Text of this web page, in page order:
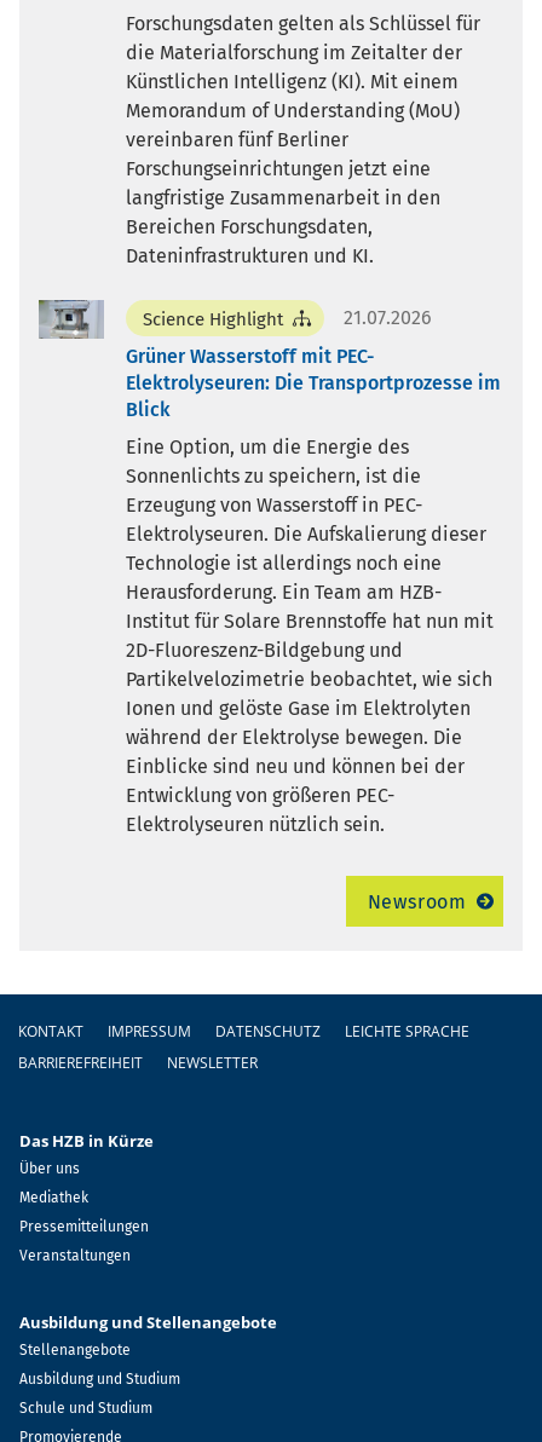
Forschungsdaten gelten als Schlüssel für
die Materialforschung im Zeitalter der
Künstlichen Intelligenz (KI). Mit einem
Memorandum of Understanding (MoU)
vereinbaren fünf Berliner
Forschungseinrichtungen jetzt eine
langfristige Zusammenarbeit in den
Bereichen Forschungsdaten,
Dateninfrastrukturen und KI.
Science Highlight
21.07.2026
Grüner Wasserstoff mit PEC-
Elektrolyseuren: Die Transportprozesse im
Blick
Eine Option, um die Energie des
Sonnenlichts zu speichern, ist die
Erzeugung von Wasserstoff in PEC-
Elektrolyseuren. Die Aufskalierung dieser
Technologie ist allerdings noch eine
Herausforderung. Ein Team am HZB-
Institut für Solare Brennstoffe hat nun mit
2D-Fluoreszenz-Bildgebung und
Partikelvelozimetrie beobachtet, wie sich
Ionen und gelöste Gase im Elektrolyten
während der Elektrolyse bewegen. Die
Einblicke sind neu und können bei der
Entwicklung von größeren PEC-
Elektrolyseuren nützlich sein.
Newsroom
Fußzeile
KONTAKT IMPRESSUM DATENSCHUTZ
LEICHTE SPRACHE
BARRIEREFREIHEIT
NEWSLETTER
Das HZB in Kürze
Über uns
Mediathek
Pressemitteilungen
Veranstaltungen
Ausbildung und Stellenangebote
Stellenangebote
Ausbildung und Studium
Schule und Studium
Promovierende